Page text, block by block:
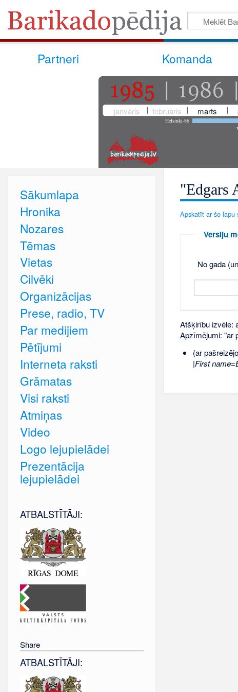
Partneri Komanda
janvāris februāris marts
Helsinki-86
"Edgars
Apskatīt ar šo lapu
Versiju
No gada
Atšķirību izvēle:
Apzīmējumi: "ar
(ar
|First
Sākumlapa
Hronika
Nozares
Tēmas
Vietas
Cilvēki
Organizācijas
Prese, radio, TV
Par medijiem
Pētījumi
Interneta raksti
Grāmatas
Visi raksti
Atmiņas
Video
Logo lejupielādei
Prezentācija
lejupielādei
ATBALSTĪTĀJI:
Share
ATBALSTĪTĀJI: